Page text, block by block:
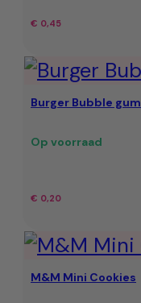
€ 0,45
Burger Bubble gum
Op voorraad
€ 0,20
M&M Mini Cookies